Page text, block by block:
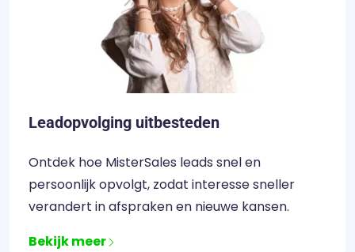
Leadopvolging uitbesteden
Ontdek hoe MisterSales leads snel en
persoonlijk opvolgt, zodat interesse sneller
verandert in afspraken en nieuwe kansen.
Bekijk meer